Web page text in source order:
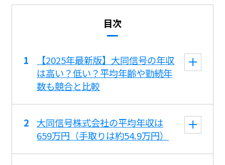
目次
【2025年最新版】大同信号の年収
は高い？低い？平均年齢や勤続年
数も競合と比較
大同信号株式会社の平均年収は
659万円（手取りは約54.9万円）